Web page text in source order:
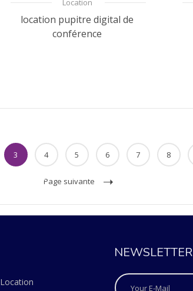
Location
location pupitre digital de
conférence
3 4 5 6 7 8
Page suivante
Location
NEWSLETTER